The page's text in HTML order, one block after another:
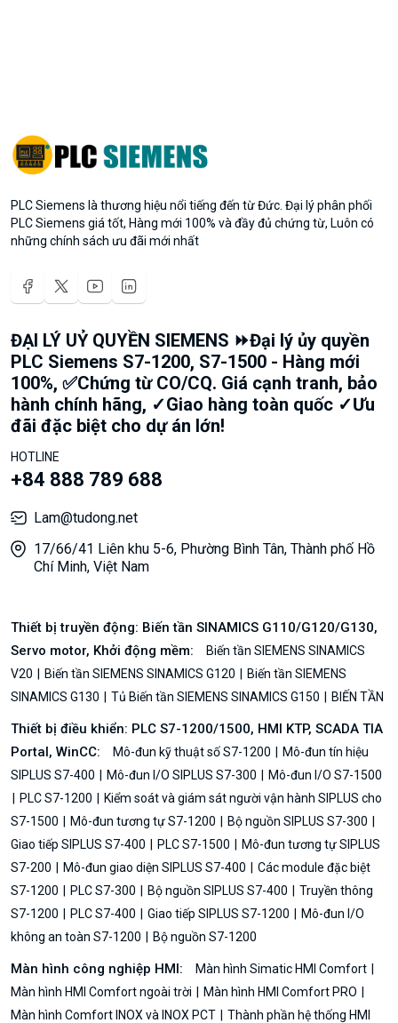
PLC Siemens là thương hiệu nổi tiếng đến từ Đức. Đại lý phân phối
PLC Siemens giá tốt, Hàng mới 100% và đầy đủ chứng từ, Luôn có
những chính sách ưu đãi mới nhất
ĐẠI LÝ UỶ QUYỀN SIEMENS ⏩Đại lý ủy quyền
PLC Siemens S7-1200, S7-1500 - Hàng mới
100%, ✅Chứng từ CO/CQ. Giá cạnh tranh, bảo
hành chính hãng, ✓Giao hàng toàn quốc ✓Ưu
đãi đặc biệt cho dự án lớn!
HOTLINE
+84 888 789 688
Lam@tudong.net
17/66/41 Liên khu 5-6, Phường Bình Tân, Thành phố Hồ
Chí Minh, Việt Nam
Thiết bị truyền động: Biến tần SINAMICS G110/G120/G130,
Servo motor, Khởi động mềm:
Biến tần SIEMENS SINAMICS
V20
Biến tần SIEMENS SINAMICS G120
Biến tần SIEMENS
SINAMICS G130
Tủ Biến tần SIEMENS SINAMICS G150 BIẾN TẦN
Thiết bị điều khiển: PLC S7-1200/1500, HMI KTP, SCADA TIA
Portal, WinCC:
Mô-đun kỹ thuật số S7-1200
Mô-đun tín hiệu
SIPLUS S7-400
Mô-đun I/O SIPLUS S7-300
Mô-đun I/O S7-1500
PLC S7-1200
Kiểm soát và giám sát người vận hành SIPLUS cho
S7-1500
Mô-đun tương tự S7-1200
Bộ nguồn SIPLUS S7-300
Giao tiếp SIPLUS S7-400
PLC S7-1500
Mô-đun tương tự SIPLUS
S7-200
Mô-đun giao diện SIPLUS S7-400
Các module đặc biệt
S7-1200
PLC S7-300 Bộ nguồn SIPLUS S7-400
Truyền thông
S7-1200
PLC S7-400 Giao tiếp SIPLUS S7-1200
Mô-đun I/O
không an toàn S7-1200
Bộ nguồn S7-1200
Màn hình công nghiệp HMI:
Màn hình Simatic HMI Comfort
Màn hình HMI Comfort ngoài trời
Màn hình HMI Comfort PRO
Màn hình Comfort INOX và INOX PCT
Thành phần hệ thống HMI